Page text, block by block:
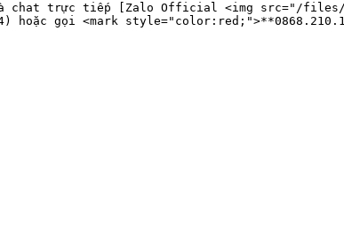
và chat trực tiếp [Zalo Official <img src="/files/
hoặc gọi <mark